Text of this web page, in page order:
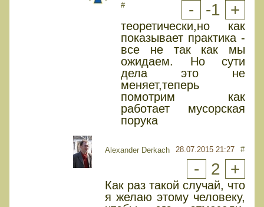
#
- -1 +
теоретически,но как
показывает практика -
все не так как мы
ожидаем. Но сути
дела это не
меняет,теперь
помотрим как
работает мусорская
порука
Alexander Derkach 28.07.2015 21:27 #
- 2 +
Как раз такой случай, что
я желаю этому человеку,